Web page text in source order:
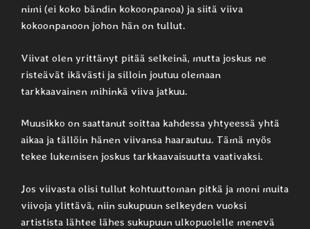
nimi (ei koko bändin kokoonpanoa) ja siitä viiva
kokoonpanoon johon hän on tullut.
Viivat olen yrittänyt pitää selkeinä, mutta joskus ne
risteävät ikävästi ja silloin joutuu olemaan
tarkkaavainen mihinkä viiva jatkuu.
Muusikko on saattanut soittaa kahdessa yhtyeessä yhtä
aikaa ja tällöin hänen viivansa haarautuu. Tämä myös
tekee lukemisen joskus tarkkaavaisuutta vaativaksi.
Jos viivasta olisi tullut kohtuuttoman pitkä ja moni muita
viivoja ylittävä, niin sukupuun selkeyden vuoksi
artistista lähtee lähes sukupuun ulkopuolelle menevä